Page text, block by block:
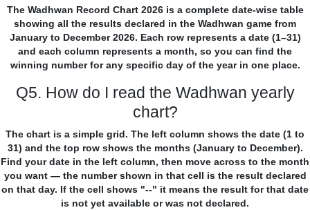
The Wadhwan Record Chart 2026 is a complete date-wise table
showing all the results declared in the Wadhwan game from
January to December 2026. Each row represents a date (1–31)
and each column represents a month, so you can find the
winning number for any specific day of the year in one place.
Q5. How do I read the Wadhwan yearly
chart?
The chart is a simple grid. The left column shows the date (1 to
31) and the top row shows the months (January to December).
Find your date in the left column, then move across to the month
you want — the number shown in that cell is the result declared
on that day. If the cell shows "--" it means the result for that date
is not yet available or was not declared.